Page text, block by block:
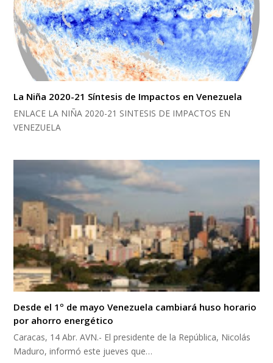
La Niña 2020-21 Síntesis de Impactos en Venezuela
ENLACE LA NIÑA 2020-21 SINTESIS DE IMPACTOS EN
VENEZUELA
Desde el 1º de mayo Venezuela cambiará huso horario
por ahorro energético
Caracas, 14 Abr. AVN.- El presidente de la República, Nicolás
Maduro, informó este jueves que…